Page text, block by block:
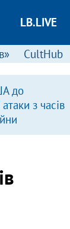
LB.LIVE
CultHub
до
з часів